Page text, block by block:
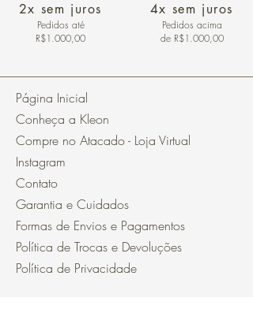
2x sem juros
Pedidos até
R$1.000,00
4x sem juros
Pedidos acima
de R$1.000,00
Página Inicial
Conheça a Kleon
Compre no Atacado - Loja Virtual
Instagram
Contato
Garantia e Cuidados
Formas de Envios e Pagamentos
Política de Trocas e Devoluções
Política de Privacidade